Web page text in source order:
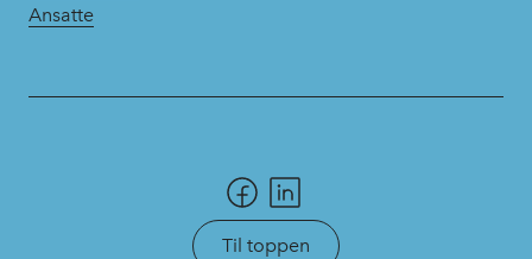
Ansatte
Til toppen